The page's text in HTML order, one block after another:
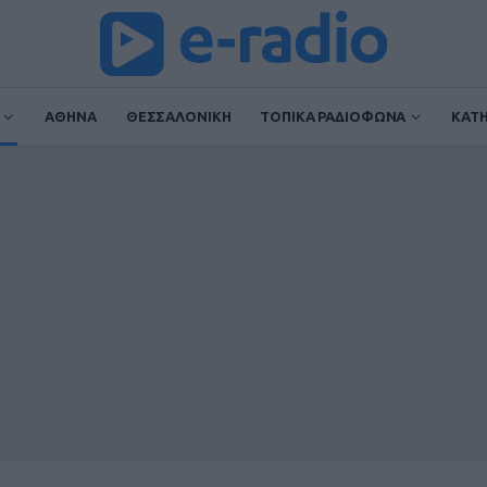
ΑΘΗΝΑ ΘΕΣΣΑΛΟΝΙΚΗ ΤΟΠΙΚΑ ΡΑΔΙΟΦΩΝΑ